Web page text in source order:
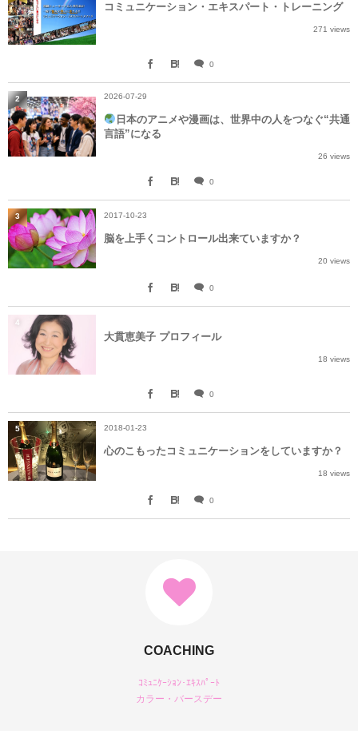
コミュニケーション・エキスパート・トレーニング
271 views
0
2026-07-29
日本のアニメや漫画は、世界中の人をつなぐ“共通
言語”になる
26 views
0
2
2017-10-23
脳を上手くコントロール出来ていますか？
20 views
0
3
大貫恵美子 プロフィール
18 views
0
4
2018-01-23
心のこもったコミュニケーションをしていますか？
18 views
0
5
COACHING
ｺﾐｭﾆｹｰｼｮﾝ･ｴｷｽﾊﾟｰﾄ
カラー・バースデー